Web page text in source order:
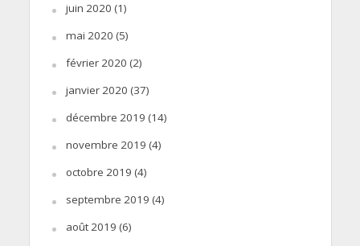
juin 2020 (1)
mai 2020 (5)
février 2020 (2)
janvier 2020 (37)
décembre 2019 (14)
novembre 2019 (4)
octobre 2019 (4)
septembre 2019 (4)
août 2019 (6)